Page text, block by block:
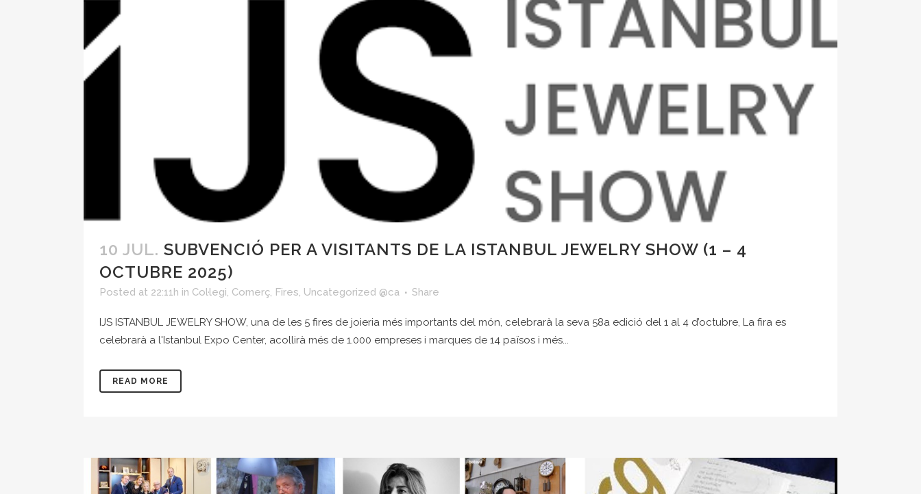
10 JUL. SUBVENCIÓ PER A VISITANTS DE LA ISTANBUL JEWELRY SHOW (1 – 4
OCTUBRE 2025)
Posted at 22:11h in Col·legi Comerç Fires Uncategorized @ca Share
IJS ISTANBUL JEWELRY SHOW, una de les 5 fires de joieria més importants del món, celebrarà la seva 58a edició del 1 al 4 d’octubre, La fira es
celebrarà a l'Istanbul Expo Center, acollirà més de 1.000 empreses i marques de 14 països i més...
READ MORE